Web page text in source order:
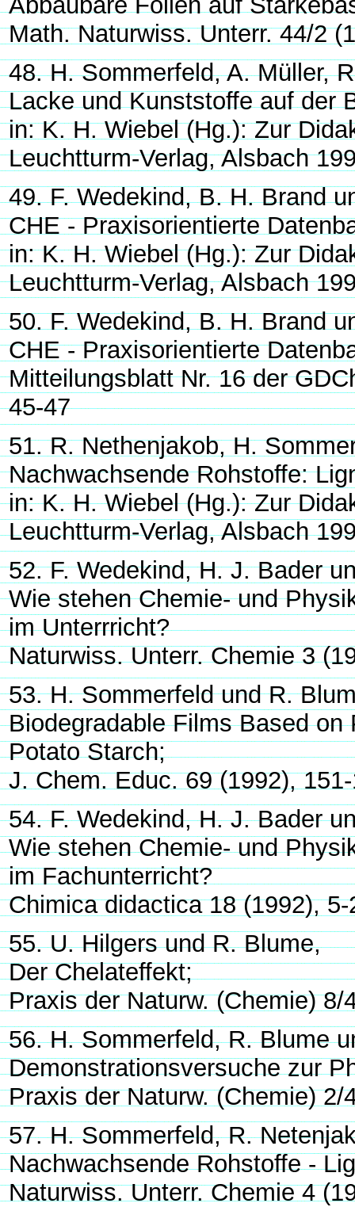
Math. Naturwiss. Unterr. 44/2
48. H. Sommerfeld, A. Müller,
Lacke und Kunststoffe auf der
in: K. H. Wiebel (Hg.): Zur
Leuchtturm-Verlag, Alsbach
49. F. Wedekind, B. H. Brand
CHE - Praxisorientierte
in: K. H. Wiebel (Hg.): Zur
Leuchtturm-Verlag, Alsbach
50. F. Wedekind, B. H. Brand
CHE - Praxisorientierte
Mitteilungsblatt Nr. 16 der
45-47
51. R. Nethenjakob, H.
Nachwachsende Rohstoffe:
in: K. H. Wiebel (Hg.): Zur
Leuchtturm-Verlag, Alsbach
52. F. Wedekind, H. J. Bader
Wie stehen Chemie- und
im Unterrricht?
Naturwiss. Unterr. Chemie 3
53. H. Sommerfeld und R.
Biodegradable Films Based
Potato Starch;
J. Chem. Educ. 69 (1992),
54. F. Wedekind, H. J. Bader
Wie stehen Chemie- und
im Fachunterricht?
Chimica didactica 18 (1992), 5-
55. U. Hilgers und R. Blume,
Der Chelateffekt;
Praxis der Naturw. (Chemie) 8/
56. H. Sommerfeld, R. Blume
Demonstrationsversuche zur
Praxis der Naturw. (Chemie) 2/
57. H. Sommerfeld, R.
Nachwachsende Rohstoffe -
Naturwiss. Unterr. Chemie 4